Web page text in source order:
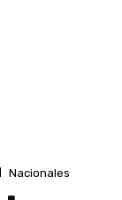
Nacionales